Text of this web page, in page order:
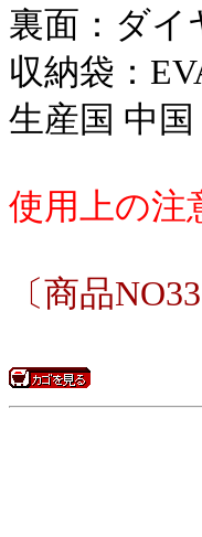
裏面：ダ
収納袋：
生産国 中国
使用上の注
〔商品